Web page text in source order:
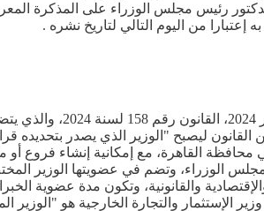
لسنة 2005 وتعديلاتها، وعلى موافقة الدكتور رئيس
إعتبارا من اليوم التالي لتاريخ نشره .
القانون ليصبح "الوزير الذي يصدر
الوزراء، وتضم في عضويتها الوزير
والقانونية، وتكون مدة عضوية